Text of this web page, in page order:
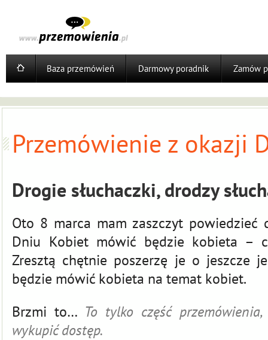
Baza przemówień Darmowy poradnik Zamów
Przemówienie z okazji
Drogie słuchaczki, drodzy
Oto 8 marca mam zaszczyt powiedzieć
Dniu Kobiet mówić będzie kobieta –
Zresztą chętnie poszerzę je o jeszcze
będzie mówić kobieta na temat kobiet.
Brzmi to… To tylko część
wykupić dostęp.